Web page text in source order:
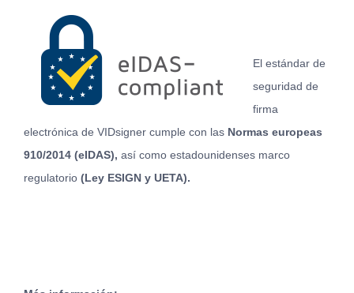
El estándar de
seguridad de
firma
electrónica de VIDsigner cumple con las Normas europeas
910/2014 (eIDAS), así como estadounidenses marco
regulatorio (Ley ESIGN y UETA).